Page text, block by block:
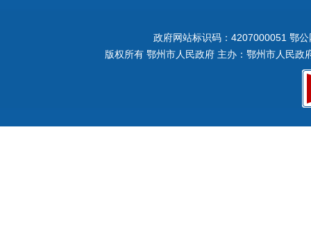
政府网站标识码：4207000051 鄂
版权所有 鄂州市人民政府 主办：鄂州市人民